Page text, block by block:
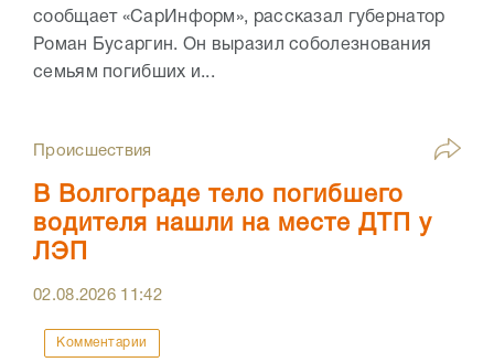
сообщает «СарИнформ», рассказал губернатор
Роман Бусаргин. Он выразил соболезнования
семьям погибших и...
Происшествия
В Волгограде тело погибшего
водителя нашли на месте ДТП у
ЛЭП
02.08.2026 11:42
Комментарии